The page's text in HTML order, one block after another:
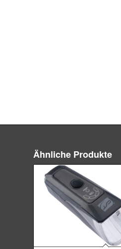
Ähnliche Produkte